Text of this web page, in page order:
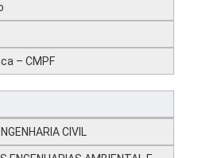
– CMPF
CIVIL